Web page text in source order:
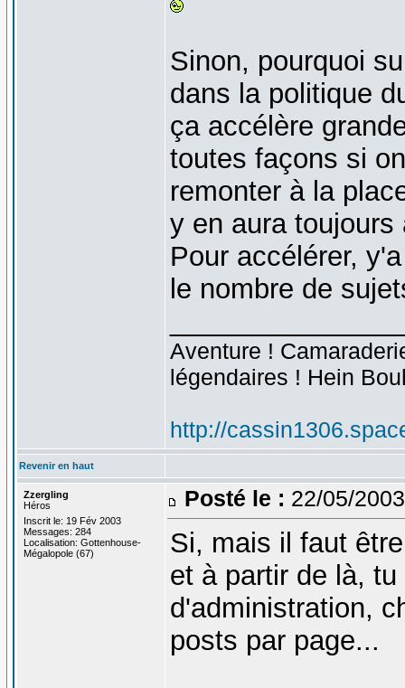
Sinon, pourquoi
dans la politique
ça accélère
toutes façons si
remonter à la
y en aura
Pour accélérer,
le nombre de
Aventure !
légendaires ! Hein
http://
Revenir en haut
Zzergling
Héros
Inscrit le: 19 Fév 2003
Messages: 284
Localisation: Gottenhouse-
Mégalopole (67)
Posté le : 22/05/
Si, mais il faut
et à partir de là,
d'administration,
posts par page...